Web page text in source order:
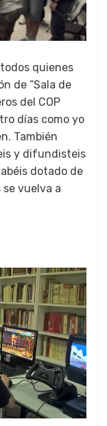
quienes
de “Sala de
del COP
días como yo
Tam­bién
y difundis­teis
dota­do de
vuel­va a